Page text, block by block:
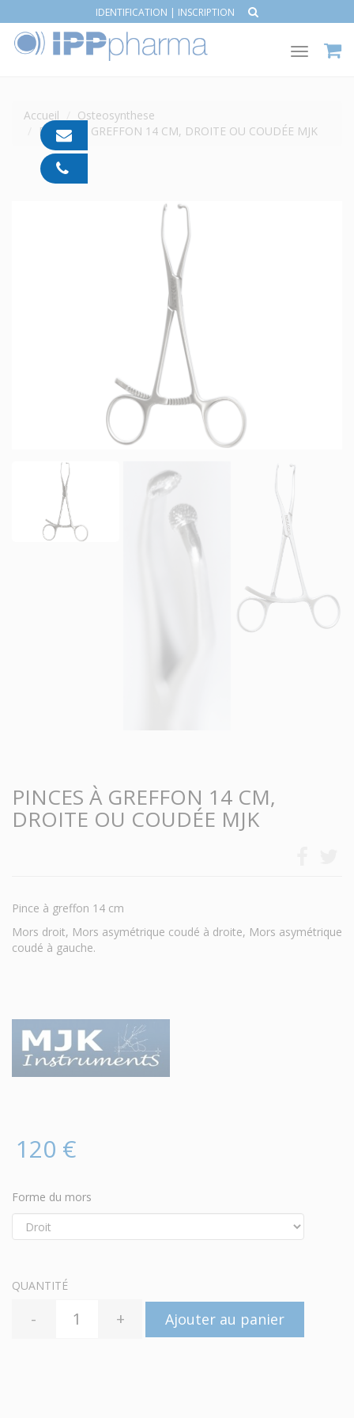
IDENTIFICATION | INSCRIPTION
Toggle
Accueil
Osteosynthese
PINCES À GREFFON 14 CM, DROITE OU COUDÉE MJK
PINCES À GREFFON 14 CM,
DROITE OU COUDÉE MJK
Pince à greffon 14 cm
Mors droit, Mors asymétrique coudé à droite, Mors asymétrique
coudé à gauche.
120 €
Forme du mors
QUANTITÉ
- + Ajouter au panier
contact@ipp-
pharma.com
91